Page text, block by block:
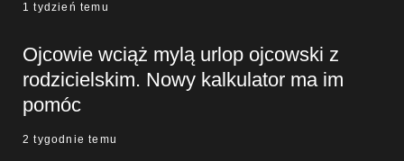
1 tydzień temu
Ojcowie wciąż mylą urlop ojcowski z
rodzicielskim. Nowy kalkulator ma im
pomóc
2 tygodnie temu